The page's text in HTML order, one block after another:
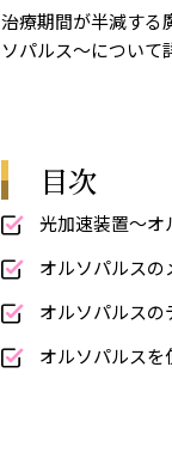
治療期間が半減する
ソパルス〜について
目次
光加速装置〜オ
オルソパルスの
オルソパルスの
オルソパルスを